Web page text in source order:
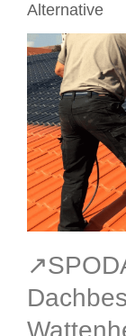
Alternative